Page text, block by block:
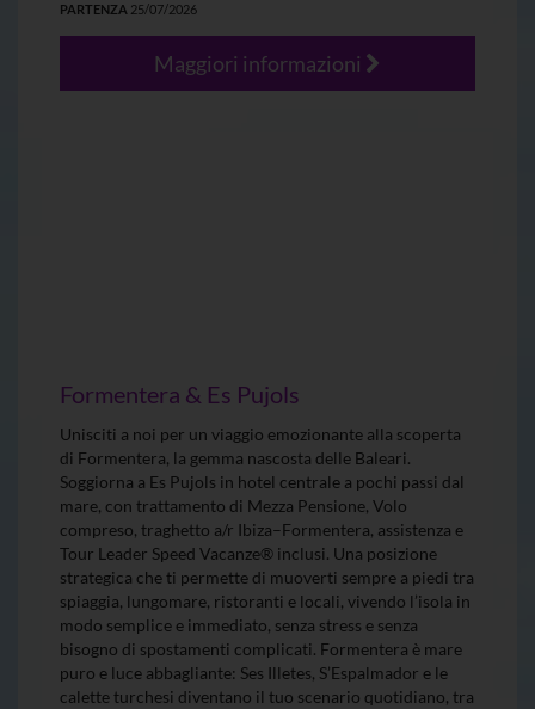
PARTENZA 25/07/2026
Maggiori informazioni
Formentera & Es Pujols
Unisciti a noi per un viaggio emozionante alla scoperta
di Formentera, la gemma nascosta delle Baleari.
Soggiorna a Es Pujols in hotel centrale a pochi passi dal
mare, con trattamento di Mezza Pensione, Volo
compreso, traghetto a/r Ibiza–Formentera, assistenza e
Tour Leader Speed Vacanze® inclusi. Una posizione
strategica che ti permette di muoverti sempre a piedi tra
spiaggia, lungomare, ristoranti e locali, vivendo l’isola in
modo semplice e immediato, senza stress e senza
bisogno di spostamenti complicati. Formentera è mare
puro e luce abbagliante: Ses Illetes, S’Espalmador e le
calette turchesi diventano il tuo scenario quotidiano, tra